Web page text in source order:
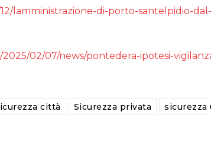
lamministrazione-di-porto-santelpidio-
02/07/news/pontedera-ipotesi-
città Sicurezza privata sicurezza